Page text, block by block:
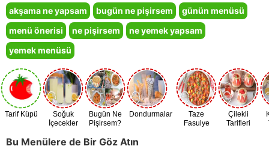
akşama ne yapsam bugün ne pişirsem
günün menüsü
menü önerisi
ne pişirsem
ne yemek yapsam
yemek menüsü
Tarif Küpü
Soğuk
İçecekler
Bugün Ne
Pişirsem?
Dondurmalar
Taze
Fasulye
Çilekli
Tarifleri
Bu Menülere de Bir Göz Atın